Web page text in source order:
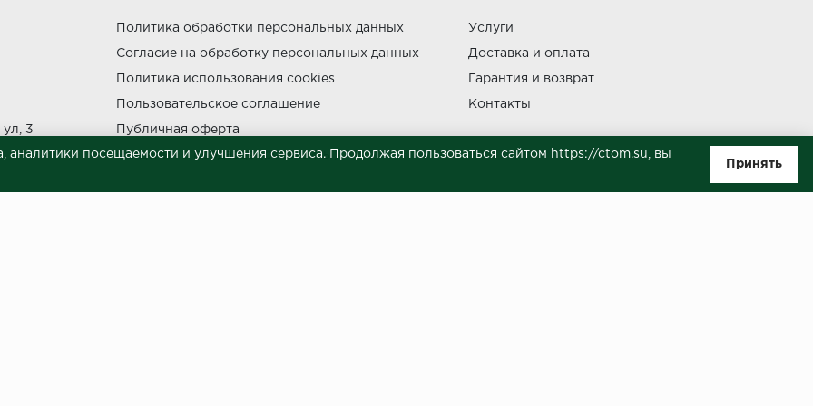
прямых солнечных лучей.
3
Политика обработки персональных данных
Согласие на обработку персональных данных
Политика использования cookies
Пользовательское соглашение
Публичная оферта
Сведения о продавце (реквизиты)
Услуги
Доставка и оплата
Гарантия и возврат
Контакты
посещаемости и улучшения сервиса. Продолжая пользоваться сайтом https://ctom.su, вы
Принять